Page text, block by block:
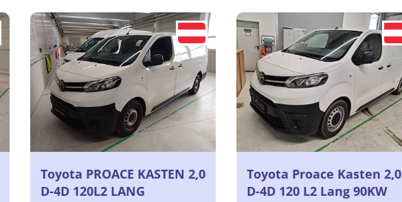
Toyota PROACE KASTEN 2,0
D-4D 120L2 LANG
Toyota Proace Kasten 2,0
D-4D 120 L2 Lang 90KW